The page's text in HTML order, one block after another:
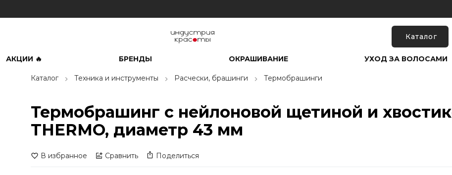
Каталог
АКЦИИ 🔥 БРЕНДЫ ОКРАШИВАНИЕ УХОД ЗА ВОЛОСАМИ
Каталог Техника и инструменты Расчески, брашинги Термобрашинги
Термобрашинг с нейлоновой щетиной и
THERMO, диаметр 43 мм
В избранное Сравнить Поделиться